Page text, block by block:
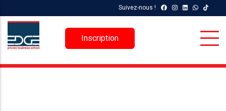
au
contenu
principal
Suivez-nous !
Inscription